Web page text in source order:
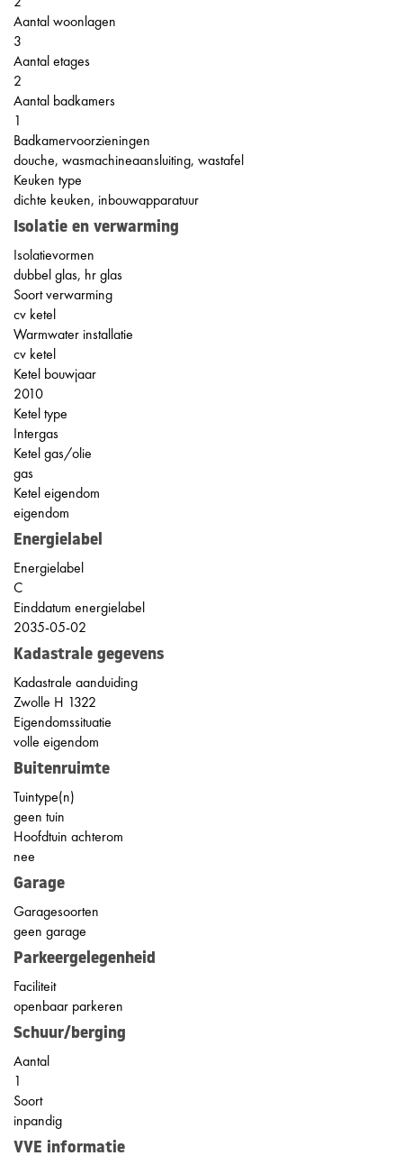
Aantal woonlagen
3
Aantal etages
2
Aantal badkamers
1
Badkamervoorzieningen
douche, wasmachineaansluiting, wastafel
Keuken type
dichte keuken, inbouwapparatuur
Isolatie en verwarming
Isolatievormen
dubbel glas, hr glas
Soort verwarming
cv ketel
Warmwater installatie
cv ketel
Ketel bouwjaar
2010
Ketel type
Intergas
Ketel gas/olie
gas
Ketel eigendom
eigendom
Energielabel
Energielabel
C
Einddatum energielabel
2035-05-02
Kadastrale gegevens
Kadastrale aanduiding
Zwolle H 1322
Eigendomssituatie
volle eigendom
Buitenruimte
Tuintype(n)
geen tuin
Hoofdtuin achterom
nee
Garage
Garagesoorten
geen garage
Parkeergelegenheid
Faciliteit
openbaar parkeren
Schuur/berging
Aantal
1
Soort
inpandig
VVE informatie